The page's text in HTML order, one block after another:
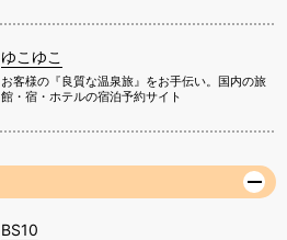
ゆこゆこ
お客様の『良質な温泉旅』をお手伝い。国内の旅
館・宿・ホテルの宿泊予約サイト
BS10